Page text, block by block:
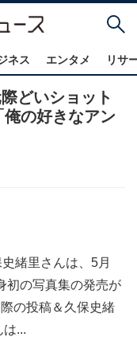
ネス エンタメ リサ
どいショット
の好きなアン
緒里さんは、5月
初の写真集の発売が
の投稿＆久保史緒
...